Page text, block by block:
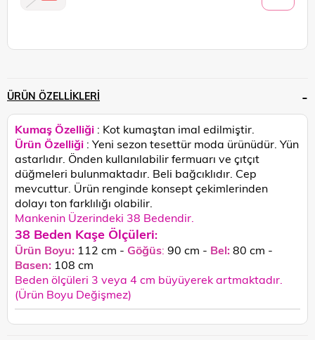
ÜRÜN ÖZELLIKLERI
Kumaş Özelliği : Kot kumaştan imal edilmiştir.
Ürün Özelliği : Yeni sezon tesettür moda ürünüdür. Yün
astarlıdır. Önden kullanılabilir fermuarı ve çıtçıt
düğmeleri bulunmaktadır. Beli bağcıklıdır. Cep
mevcuttur. Ürün renginde konsept çekimlerinden
dolayı ton farklılığı olabilir.
Mankenin Üzerindeki 38 Bedendir.
38 Beden Kaşe Ölçüleri:
Ürün Boyu: 112 cm - Göğüs: 90 cm - Bel:80 cm -
Basen: 108 cm
Beden ölçüleri 3 veya 4 cm büyüyerek artmaktadır.
(Ürün Boyu Değişmez)